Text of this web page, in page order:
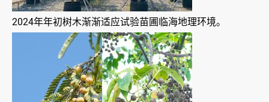
2024年年初树木渐渐适应试验苗圃临海地理环境。